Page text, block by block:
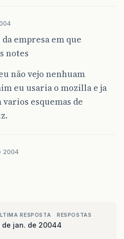
empresa em que
notes
não vejo nenhuam
eu usaria o mozilla e ja
esquemas de
2004
RESPOSTA
de jan. de 2004
RESPOSTAS
4